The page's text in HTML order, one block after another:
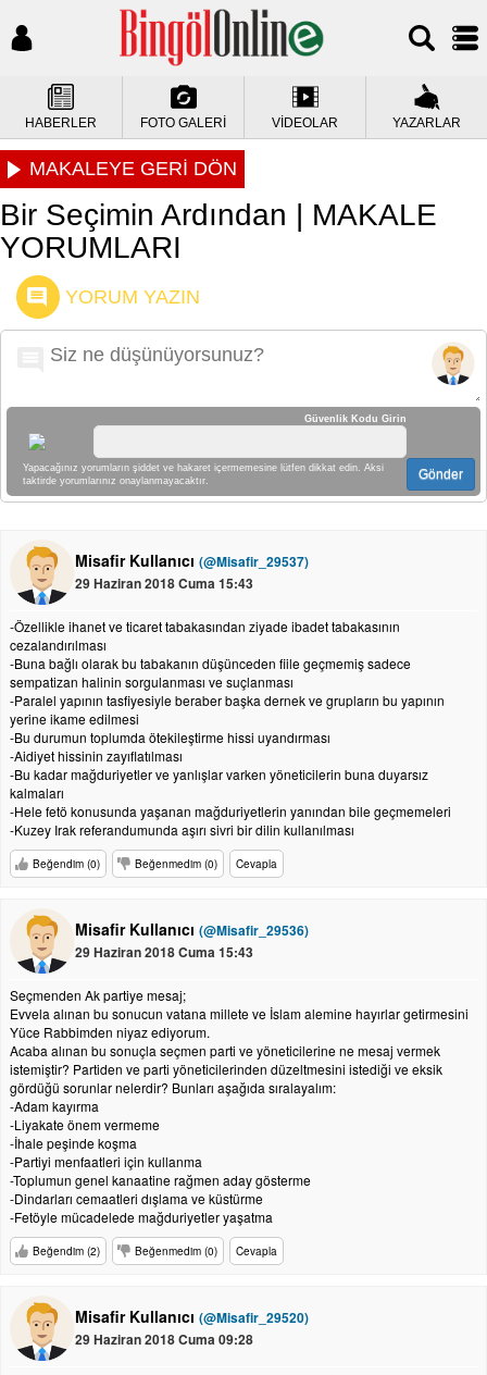
HABERLER FOTO GALERİ VİDEOLAR YAZARLAR
MAKALEYE GERİ DÖN
Bir Seçimin Ardından | MAKALE
YORUMLARI
YORUM YAZIN
Güvenlik Kodu Girin
Yapacağınız yorumların şiddet ve hakaret içermemesine lütfen dikkat edin. Aksi
taktirde yorumlarınız onaylanmayacaktır.
Gönder
Misafir Kullanıcı (@Misafir_29537)
29 Haziran 2018 Cuma 15:43
-Özellikle ihanet ve ticaret tabakasından ziyade ibadet tabakasının
cezalandırılması
-Buna bağlı olarak bu tabakanın düşünceden fiile geçmemiş sadece
sempatizan halinin sorgulanması ve suçlanması
-Paralel yapının tasfiyesiyle beraber başka dernek ve grupların bu yapının
yerine ikame edilmesi
-Bu durumun toplumda ötekileştirme hissi uyandırması
-Aidiyet hissinin zayıflatılması
-Bu kadar mağduriyetler ve yanlışlar varken yöneticilerin buna duyarsız
kalmaları
-Hele fetö konusunda yaşanan mağduriyetlerin yanından bile geçmemeleri
-Kuzey Irak referandumunda aşırı sivri bir dilin kullanılması
Beğendim (0) Beğenmedim (0) Cevapla
Misafir Kullanıcı (@Misafir_29536)
29 Haziran 2018 Cuma 15:43
Seçmenden Ak partiye mesaj;
Evvela alınan bu sonucun vatana millete ve İslam alemine hayırlar getirmesini
Yüce Rabbimden niyaz ediyorum.
Acaba alınan bu sonuçla seçmen parti ve yöneticilerine ne mesaj vermek
istemiştir? Partiden ve parti yöneticilerinden düzeltmesini istediği ve eksik
gördüğü sorunlar nelerdir? Bunları aşağıda sıralayalım:
-Adam kayırma
-Liyakate önem vermeme
-İhale peşinde koşma
-Partiyi menfaatleri için kullanma
-Toplumun genel kanaatine rağmen aday gösterme
-Dindarları cemaatleri dışlama ve küstürme
-Fetöyle mücadelede mağduriyetler yaşatma
Beğendim (2) Beğenmedim (0) Cevapla
Misafir Kullanıcı (@Misafir_29520)
29 Haziran 2018 Cuma 09:28